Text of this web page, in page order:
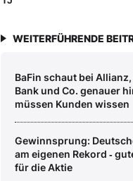
WEITERFÜHRENDE
BaFin schaut bei
Bank und Co. genauer
müssen Kunden wissen
Gewinnsprung:
am eigenen Rekord ‑
für die Aktie